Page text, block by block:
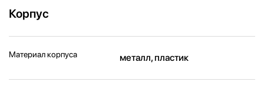
Корпус
Материал корпуса металл, пластик